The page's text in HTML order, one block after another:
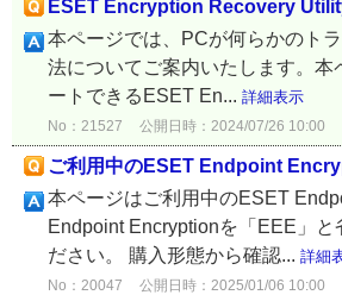
ESET Encryption Recovery
本ページでは、PCが何らかのト
法についてご案内いたします。
ートできるESET En... 詳細表示
No：21527 公開日時：2024/07/26 10:00
ご利用中のESET Endpoint
本ページはご利用中のESET
Endpoint Encryptionを「EEE」
ださい。 購入形態から確認... 詳細
No：20047 公開日時：2025/01/06 10:00